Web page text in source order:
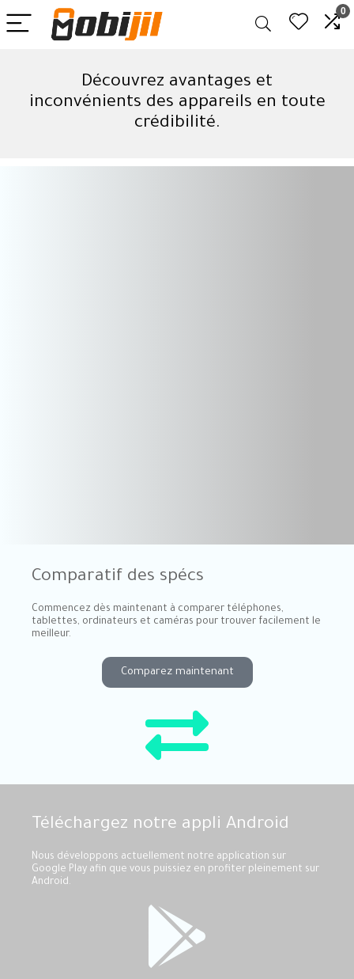
0
Découvrez avantages et
inconvénients des appareils en toute
crédibilité.
Comparatif des spécs
Commencez dès maintenant à comparer téléphones,
tablettes, ordinateurs et caméras pour trouver facilement le
meilleur.
Comparez maintenant
Téléchargez notre appli Android
Nous développons actuellement notre application sur
Google Play afin que vous puissiez en profiter pleinement sur
Android.